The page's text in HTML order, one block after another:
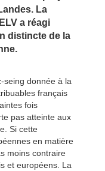
La
a réagi
distincte de la
seing donnée à la
français
fois
pas atteinte aux
Si cette
en matière
moins contraire
et européens. La